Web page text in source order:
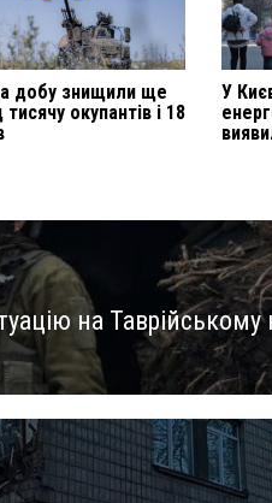
добу знищили ще
окупантів і 18
У
на